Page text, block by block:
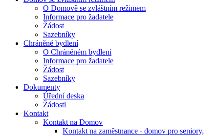
O Domově se zvláštním režimem
Informace pro žadatele
Žádost
Sazebníky
Chráněné bydlení
O Chráněném bydlení
Informace pro žadatele
Žádost
Sazebníky
Dokumenty
Úřední deska
Žádosti
Kontakt
Kontakt na Domov
Kontakt na zaměstnance - domov pro seniory,